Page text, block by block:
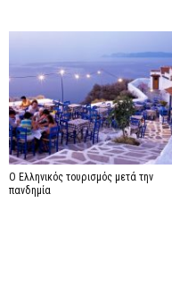
Ο Ελληνικός τουρισμός μετά την
πανδημία